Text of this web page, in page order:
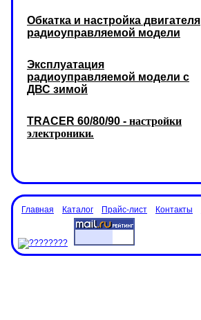
Обкатка и настройка двигателя
радиоуправляемой модели
Эксплуатация
радиоуправляемой модели с
ДВС зимой
TRACER 60/80/90 - настройки
электроники.
Главная Каталог Прайс-лист Контакты